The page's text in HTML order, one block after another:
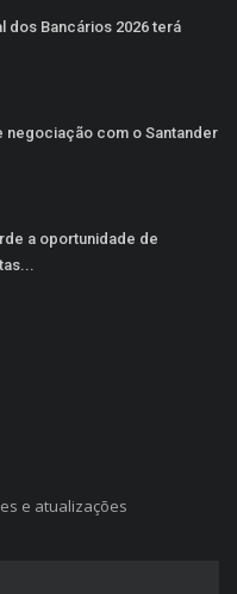
dos Bancários 2026 terá
negociação com o Santander
a oportunidade de
e atualizações